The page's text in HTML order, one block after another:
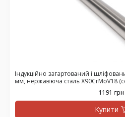
Індукційно загартований і
мм, нержавіюча сталь X90CrMoV18
1191 грн
Купити